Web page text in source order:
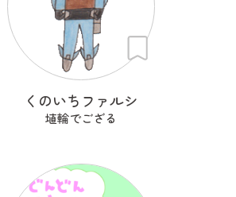
くのいちファルシ
埴輪でござる